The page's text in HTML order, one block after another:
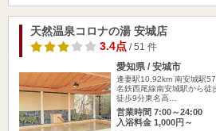
天然温泉コロナの湯 安城店
3.4点/ 51 件
愛知県 / 安城市
逢妻駅10.92km 南安城駅
名鉄西尾線南安城駅から徒
徒歩9分東名高…
営業時間 7:00～24:00
入浴料金 1,000円～